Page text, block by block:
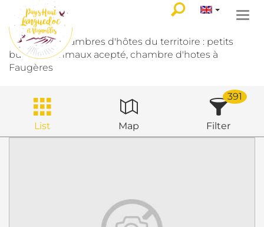
Toutes les chambres d'hôtes du territoire : petits
budgets, anmaux acepté, chambre d'hotes à
Faugères
List Map Filter
391